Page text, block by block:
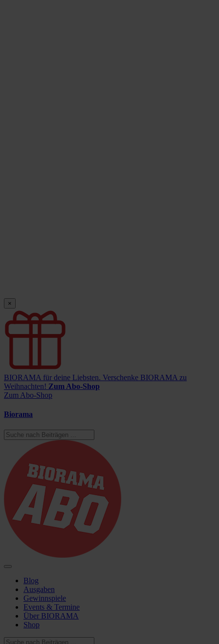
×
BIORAMA für deine Liebsten. Verschenke BIORAMA zu
Weihnachten! Zum Abo-Shop
Zum Abo-Shop
Biorama
Blog
Ausgaben
Gewinnspiele
Events & Termine
Über BIORAMA
Shop